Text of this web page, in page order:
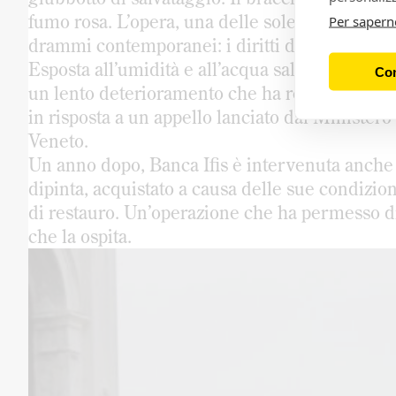
fumo rosa. L’opera, una delle sole due
drammi contemporanei: i diritti dei minori e
Esposta all’umidità e all’acqua salmastra del
un lento deterioramento che ha reso
in risposta a un appello lanciato dal
Veneto.
Un anno dopo, Banca Ifis è intervenuta
dipinta, acquistato a causa delle sue
di restauro. Un’operazione che ha permesso
che la ospita.
Per